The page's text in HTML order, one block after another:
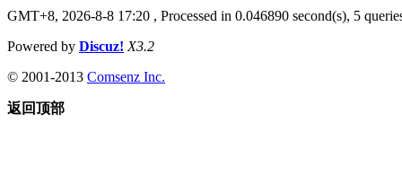
GMT+8, 2026-8-8 17:20 , Processed in 0.046890 second(s), 5
Powered by Discuz! X3.2
© 2001-2013 Comsenz Inc.
返回顶部